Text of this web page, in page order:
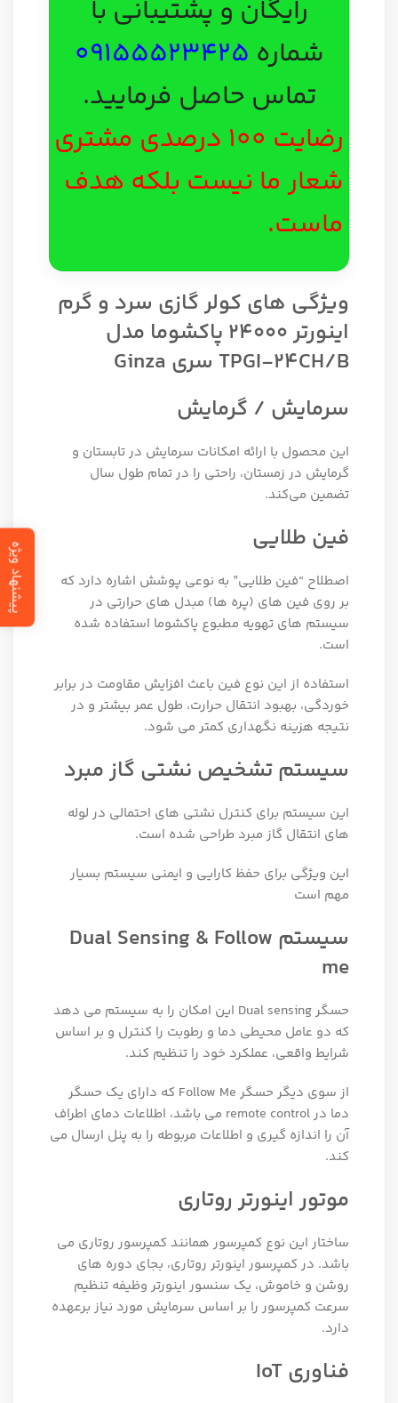
رایگان و پشتیبانی با
شماره 09155523425
تماس حاصل فرمایید.
رضایت 100 درصدی مشتری
شعار ما نیست بلکه هدف
ماست.
ویژگی های کولر گازی سرد و گرم
اینورتر 24000 پاکشوما مدل
TPGI-24CH/B سری Ginza
سرمایش / گرمایش
این محصول با ارائه امکانات سرمایش در تابستان و
گرمایش در زمستان، راحتی را در تمام طول سال
تضمین می‌کند.
فین طلایی
اصطلاح “فین طلایی” به نوعی پوشش اشاره دارد که
بر روی فین‌ های (پره ها) مبدل‌ های حرارتی در
سیستم‌ های تهویه مطبوع پاکشوما استفاده شده
است.
استفاده از این نوع فین باعث افزایش مقاومت در برابر
خوردگی، بهبود انتقال حرارت، طول عمر بیشتر و در
نتیجه هزینه نگهداری کمتر می شود.
سیستم تشخیص نشتی گاز مبرد
این سیستم برای کنترل نشتی ‌های احتمالی در لوله
های انتقال گاز مبرد طراحی شده است.
این ویژگی برای حفظ کارایی و ایمنی سیستم بسیار
مهم است
سیستم Dual Sensing & Follow
me
حسگر Dual sensing این امکان را به سیستم می‌ دهد
که دو عامل محیطی دما و رطوبت را کنترل و بر اساس
شرایط واقعی، عملکرد خود را تنظیم کند.
از سوی دیگر حسگر Follow Me که دارای یک حسگر
دما در remote control می باشد، اطلاعات دمای اطراف
آن را اندازه ‌گیری و اطلاعات مربوطه را به پنل ارسال می
کند.
موتور اینورتر روتاری
ساختار این نوع کمپرسور همانند کمپرسور روتاری می
باشد. در کمپرسور اینورتر روتاری، بجای دوره های
روشن و خاموش، یک سنسور اینورتر وظیفه تنظیم
سرعت کمپرسور را بر اساس سرمایش مورد نیاز برعهده
دارد.
فناوری IoT
پیشنهاد ویژه